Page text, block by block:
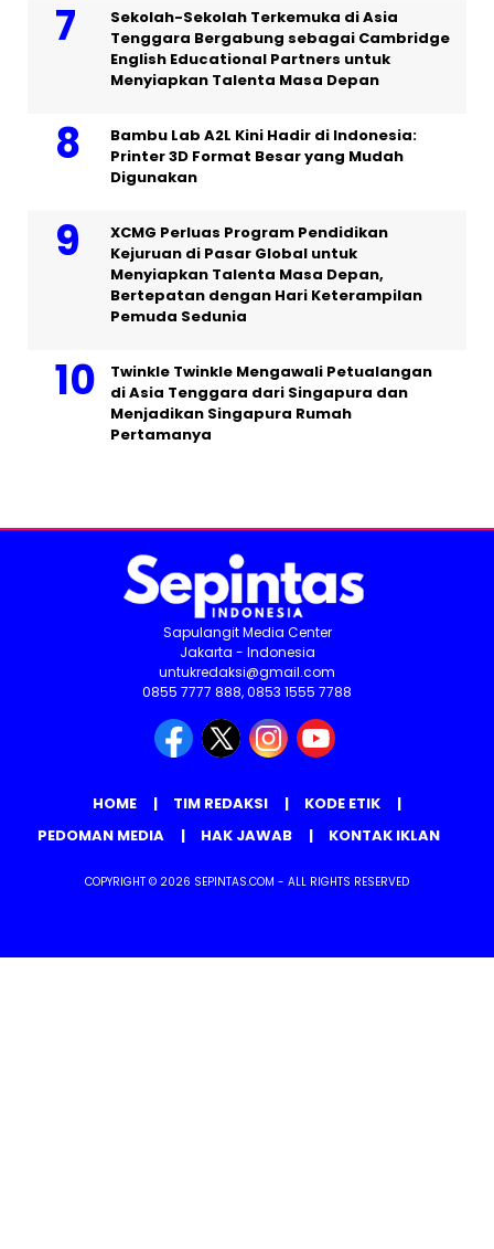
Sekolah-Sekolah Terkemuka di Asia
Tenggara Bergabung sebagai Cambridge
English Educational Partners untuk
Menyiapkan Talenta Masa Depan
Bambu Lab A2L Kini Hadir di Indonesia:
Printer 3D Format Besar yang Mudah
Digunakan
XCMG Perluas Program Pendidikan
Kejuruan di Pasar Global untuk
Menyiapkan Talenta Masa Depan,
Bertepatan dengan Hari Keterampilan
Pemuda Sedunia
Twinkle Twinkle Mengawali Petualangan
di Asia Tenggara dari Singapura dan
Menjadikan Singapura Rumah
Pertamanya
Sapulangit Media Center
Jakarta - Indonesia
untukredaksi@gmail.com
0855 7777 888, 0853 1555 7788
HOME TIM REDAKSI
KODE ETIK
PEDOMAN MEDIA
HAK JAWAB KONTAK IKLAN
COPYRIGHT © 2026 SEPINTAS.COM - ALL RIGHTS RESERVED